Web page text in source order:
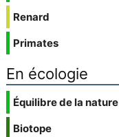
Renard
Primates
En écologie
Équilibre de la nature
Biotope